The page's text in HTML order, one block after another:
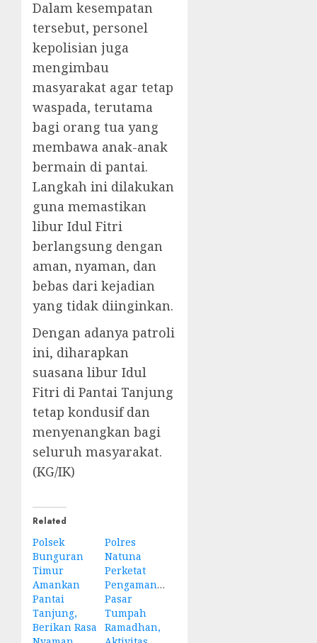
Dalam kesempatan
tersebut, personel
kepolisian juga
mengimbau
masyarakat agar tetap
waspada, terutama
bagi orang tua yang
membawa anak-anak
bermain di pantai.
Langkah ini dilakukan
guna memastikan
libur Idul Fitri
berlangsung dengan
aman, nyaman, dan
bebas dari kejadian
yang tidak diinginkan.
Dengan adanya patroli
ini, diharapkan
suasana libur Idul
Fitri di Pantai Tanjung
tetap kondusif dan
menyenangkan bagi
seluruh masyarakat.
(KG/IK)
Related
Polsek
Bunguran
Timur
Amankan
Pantai
Tanjung,
Berikan Rasa
Polres
Natuna
Perketat
Pengamanan
Pasar
Tumpah
Ramadhan,